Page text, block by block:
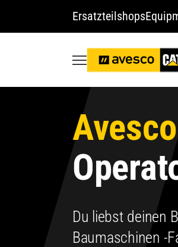
Ersatzteilshops
Avesco
Du liebst deinen
Baumaschinen -